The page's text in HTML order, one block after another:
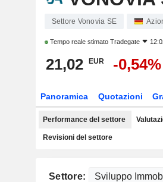
Settore Vonovia SE
Tempo reale stimato Tradegate
21,02 EUR -0,54%
Panoramica Quotazioni
Performance del settore
Revisioni del settore
Settore: